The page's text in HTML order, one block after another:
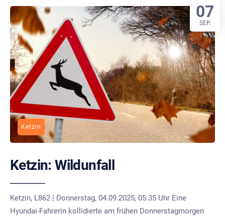
Ketzin
Ketzin: Wildunfall
Ketzin, L862 | Donnerstag, 04.09.2025, 05:35 Uhr Eine
Hyundai-Fahrerin kollidierte am frühen Donnerstagmorgen
07
SEP.